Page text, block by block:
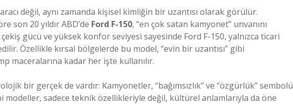
değil, aynı zamanda kişisel kimliğin bir uzantısı olarak görülür.
son 20 yıldır ABD’de Ford F-150, “en çok satan kamyonet” unvanını
çekiş gücü ve yüksek konfor seviyesi sayesinde Ford F-150, yalnızca ticari
Özellikle kırsal bölgelerde bu model, “evin bir uzantısı” gibi
maceralarına kadar her işte kullanılır.
bir gerçek de vardır: Kamyonetler, “bağımsızlık” ve “özgürlük” sembolü
sadece teknik özellikleriyle değil, kültürel anlamlarıyla da öne